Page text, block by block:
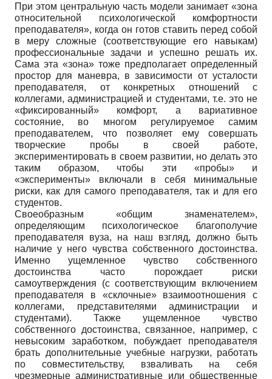
При этом центральную часть модели занимает «зона
относительной психологической комфортности
преподавателя», когда он готов ставить перед собой
в меру сложные (соответствующие его навыкам)
профессиональные задачи и успешно решать их.
Сама эта «зона» тоже предполагает определенный
простор для маневра, в зависимости от усталости
преподавателя, от конкретных отношений с
коллегами, администрацией и студентами, т.е. это не
«фиксированный» комфорт, а вариативное
состояние, во многом регулируемое самим
преподавателем, что позволяет ему совершать
творческие пробы в своей работе,
экспериментировать в своем развитии, но делать это
таким образом, чтобы эти «пробы» и
«эксперименты» включали в себя минимальные
риски, как для самого преподавателя, так и для его
студентов.
Своеобразным «общим знаменателем»,
определяющим психологическое благополучие
преподавателя вуза, на наш взгляд, должно быть
наличие у него чувства собственного достоинства.
Именно ущемленное чувство собственного
достоинства часто порождает риски
самоутверждения (с соответствующим включением
преподавателя в «склочные» взаимоотношения с
коллегами, представителями администрации и
студентами). Также ущемленное чувство
собственного достоинства, связанное, например, с
невысоким заработком, побуждает преподавателя
брать дополнительные учебные нагрузки, работать
по совместительству, взваливать на себя
чрезмерные административные или общественные